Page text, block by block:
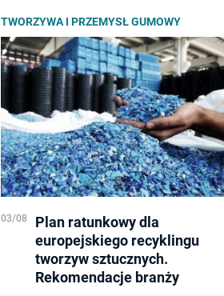
TWORZYWA I PRZEMYSŁ GUMOWY
03/08
Plan ratunkowy dla
europejskiego recyklingu
tworzyw sztucznych.
Rekomendacje branży